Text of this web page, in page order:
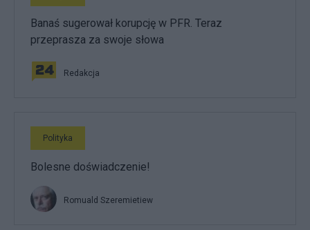
Banaś sugerował korupcję w PFR. Teraz
przeprasza za swoje słowa
Redakcja
Polityka
Bolesne doświadczenie!
Romuald Szeremietiew